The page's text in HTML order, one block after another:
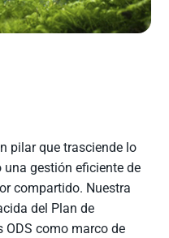
pilar que trasciende lo
gestión eficiente de
compartido. Nuestra
del Plan de
ODS como marco de